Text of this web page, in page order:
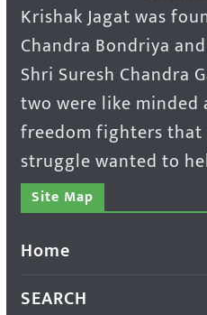
Krishak Jagat was
Chandra Bondriya
Shri Suresh Chandra
two were like
freedom fighters
struggle wanted to
Site Map
Home
SEARCH